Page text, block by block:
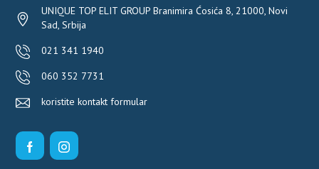
UNIQUE TOP ELIT GROUP Branimira Ćosića 8, 21000, Novi
Sad, Srbija
021 341 1940
060 352 7731
koristite kontakt formular